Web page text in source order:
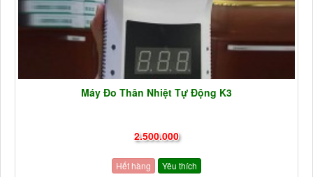
Máy Đo Thân Nhiệt Tự Động K3
2.500.000
Hết hàng
Yêu thích